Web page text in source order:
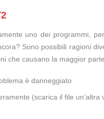
uno dei programmi,
Sono possibili ragioni
che causano la maggior
è danneggiato
(scarica il file